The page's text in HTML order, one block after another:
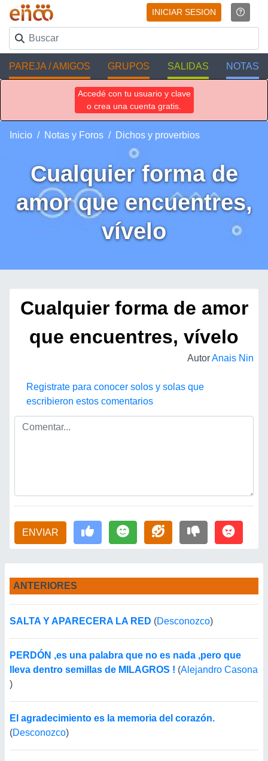
INICIAR SESION
PAREJA / AMIGOS GRUPOS SALIDAS NOTAS
Accedé con tu usuario y clave
o crea una cuenta gratis.
Inicio Notas y Foros Dichos y proverbios
Cualquier forma de
amor que encuentres,
vívelo
Cualquier forma de amor
que encuentres, vívelo
AutorAnais Nin
Registrate para conocer solos y solas que
escribieron estos comentarios
ENVIAR
ANTERIORES
SALTA Y APARECERA LA RED (Desconozco)
PERDÓN ,es una palabra que no es nada ,pero que
lleva dentro semillas de MILAGROS ! (Alejandro Casona
)
El agradecimiento es la memoria del corazón.
(Desconozco)